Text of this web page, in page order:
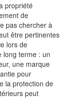
propriété
de
pas chercher à
être pertinentes
lors de
long terme : un
une marque
pour
la protection de
peut